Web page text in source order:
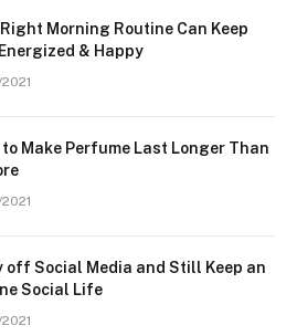
Morning Routine Can Keep
& Happy
to Make Perfume Last Longer Than
off Social Media and Still Keep an
Social Life